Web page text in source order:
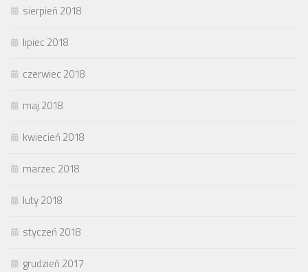
sierpień 2018
lipiec 2018
czerwiec 2018
maj 2018
kwiecień 2018
marzec 2018
luty 2018
styczeń 2018
grudzień 2017